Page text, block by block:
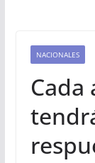
NACIONALES
Cada